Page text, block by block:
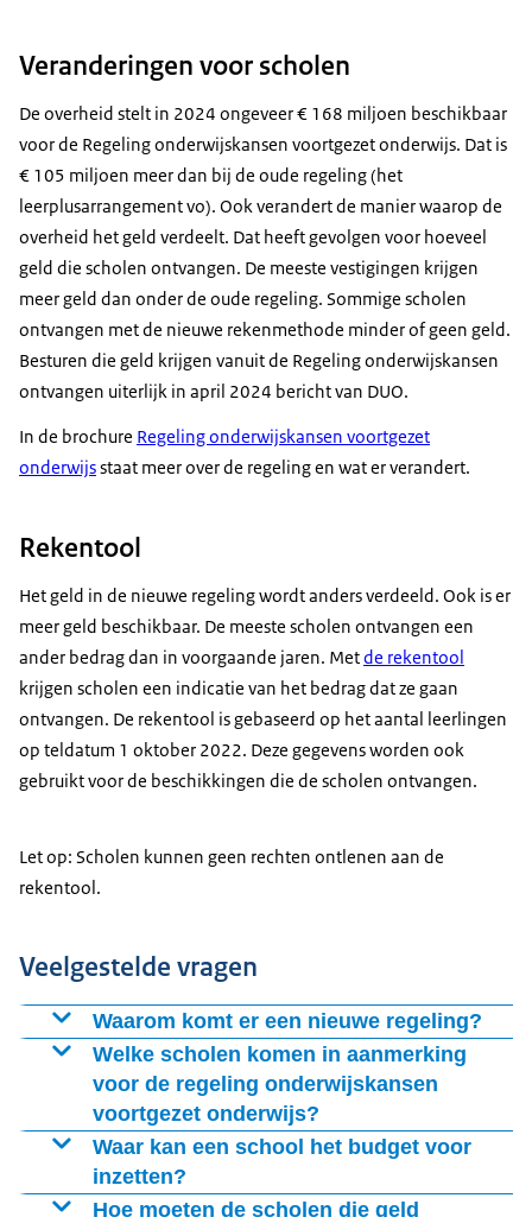
Veranderingen voor scholen
De overheid stelt in 2024 ongeveer € 168 miljoen beschikbaar
voor de Regeling onderwijskansen voortgezet onderwijs. Dat is
€ 105 miljoen meer dan bij de oude regeling (het
leerplusarrangement vo). Ook verandert de manier waarop de
overheid het geld verdeelt. Dat heeft gevolgen voor hoeveel
geld die scholen ontvangen. De meeste vestigingen krijgen
meer geld dan onder de oude regeling. Sommige scholen
ontvangen met de nieuwe rekenmethode minder of geen geld.
Besturen die geld krijgen vanuit de Regeling onderwijskansen
ontvangen uiterlijk in april 2024 bericht van DUO.
In de brochure Regeling onderwijskansen voortgezet
onderwijsstaat meer over de regeling en wat er verandert.
Rekentool
Het geld in de nieuwe regeling wordt anders verdeeld. Ook is er
meer geld beschikbaar. De meeste scholen ontvangen een
ander bedrag dan in voorgaande jaren. Metde rekentool
krijgen scholen een indicatie van het bedrag dat ze gaan
ontvangen. De rekentool is gebaseerd op het aantal leerlingen
op teldatum 1 oktober 2022. Deze gegevens worden ook
gebruikt voor de beschikkingen die de scholen ontvangen.
Let op: Scholen kunnen geen rechten ontlenen aan de
rekentool.
Veelgestelde vragen
Waarom komt er een nieuwe regeling?
De Regeling onderwijskansen voortgezet onderwijs
vervangt de Regeling leerplusarrangement vo. De
nieuwe regeling is nodig omdat de eerdere indicator
niet meer voldeed. De indicator bleek onvoldoende te
voorspellen welke leerlingen extra ondersteuning
nodig hadden. Het CBS heeft daarom een nieuwe
Welke scholen komen in aanmerking
voor de regeling onderwijskansen
voortgezet onderwijs?
De Regeling onderwijskansen voortgezet onderwijs is
bedoeld voor scholen met een grote groep leerlingen
die opgroeien in minder gunstige omstandigheden.
Waar kan een school het budget voor
inzetten?
De extra middelen uit de regeling zijn bedoeld om
Hoe moeten de scholen die geld